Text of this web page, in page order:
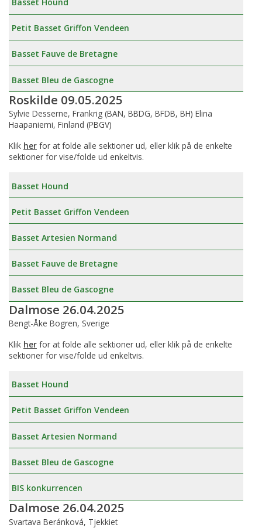
Petit Basset Griffon Vendeen
Basset Fauve de Bretagne
Basset Bleu de Gascogne
Roskilde 09.05.2025
Sylvie Desserne, Frankrig (BAN, BBDG, BFDB, BH) Elina
Haapaniemi, Finland (PBGV)
Klik her for at folde alle sektioner ud, eller klik på de enkelte
sektioner for vise/folde ud enkeltvis.
Basset Hound
Petit Basset Griffon Vendeen
Basset Artesien Normand
Basset Fauve de Bretagne
Basset Bleu de Gascogne
Dalmose 26.04.2025
Bengt-Åke Bogren, Sverige
Klik her for at folde alle sektioner ud, eller klik på de enkelte
sektioner for vise/folde ud enkeltvis.
Basset Hound
Petit Basset Griffon Vendeen
Basset Artesien Normand
Basset Bleu de Gascogne
BIS konkurrencen
Dalmose 26.04.2025
Svartava Beránková, Tjekkiet